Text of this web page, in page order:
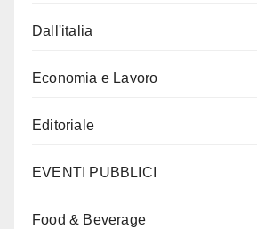
Dall'italia
Economia e Lavoro
Editoriale
EVENTI PUBBLICI
Food & Beverage